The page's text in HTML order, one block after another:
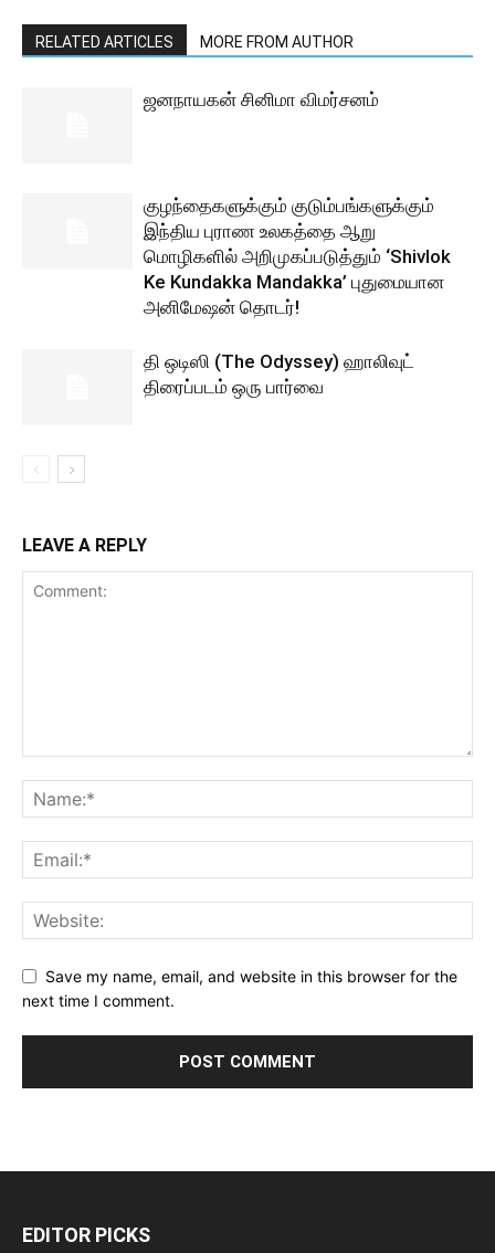
RELATED ARTICLES MORE FROM AUTHOR
ஜனநாயகன் சினிமா விமர்சனம்
குழந்தைகளுக்கும் குடும்பங்களுக்கும்
இந்திய புராண உலகத்தை ஆறு
மொழிகளில் அறிமுகப்படுத்தும் ‘Shivlok
Ke Kundakka Mandakka’ புதுமையான
அனிமேஷன் தொடர்!
தி ஒடிஸி (The Odyssey) ஹாலிவுட்
திரைப்படம் ஒரு பார்வை
LEAVE A REPLY
Save my name, email, and website in this browser for the
next time I comment.
EDITOR PICKS